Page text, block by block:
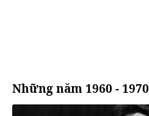
Những năm 1960 - 1970